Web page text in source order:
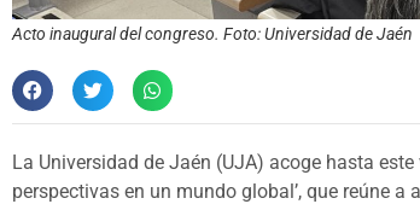
Acto inaugural del congreso. Foto: Universidad de Jaén
La Universidad de Jaén (UJA) acoge hasta
perspectivas en un mundo global’, que reúne